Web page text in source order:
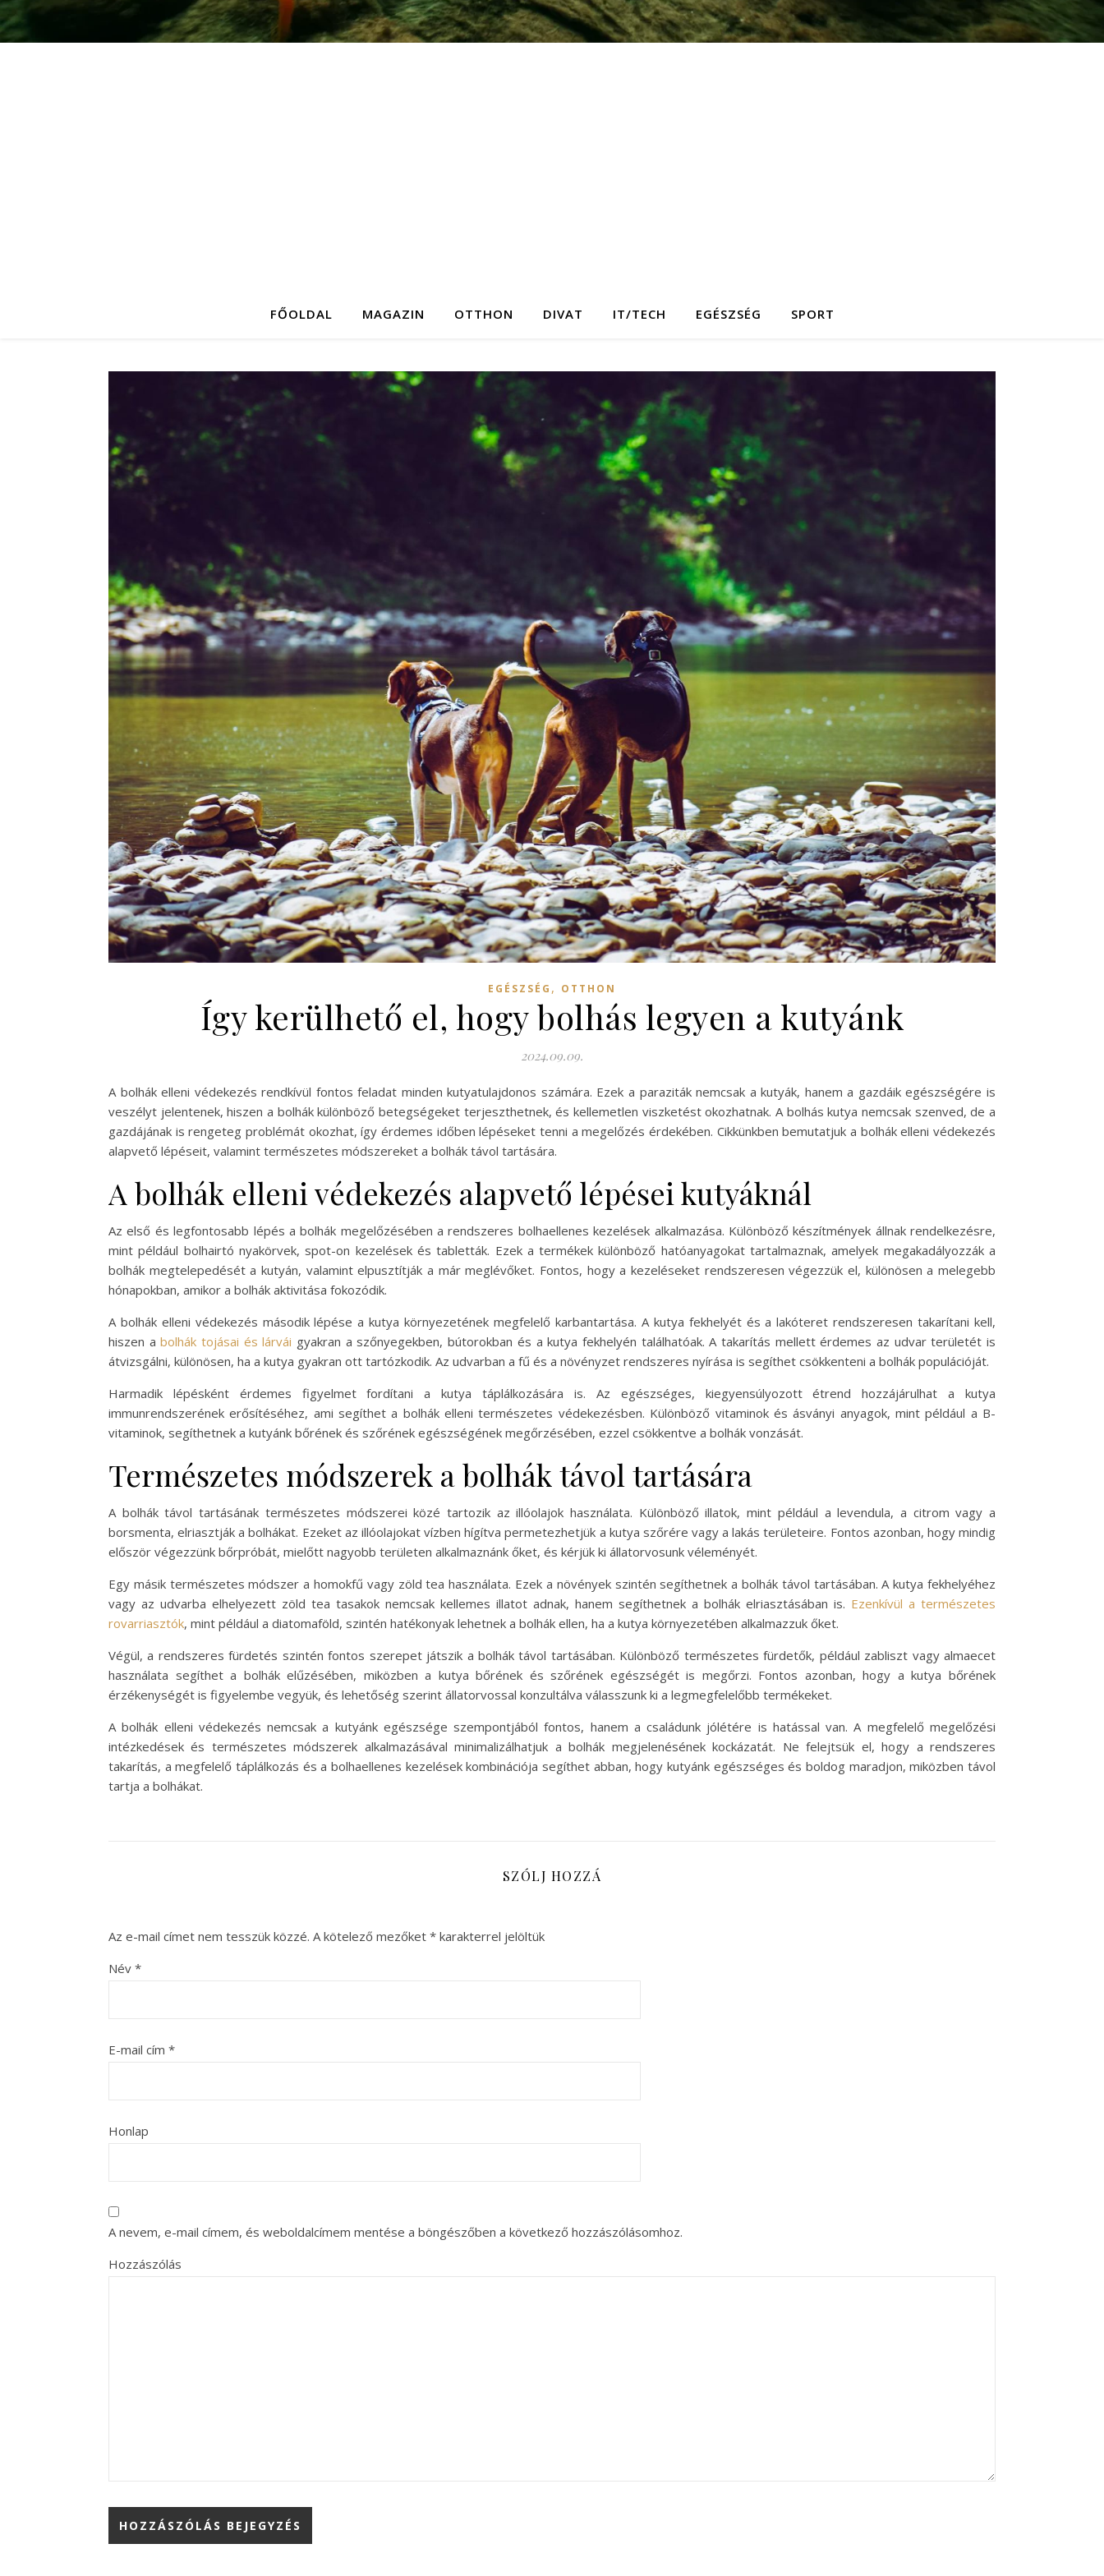
FŐOLDAL MAGAZIN OTTHON DIVAT IT/TECH EGÉSZSÉG SPORT
EGÉSZSÉG , OTTHON
Így kerülhető el, hogy bolhás legyen a kutyánk
2024.09.09.
A bolhák elleni védekezés rendkívül fontos feladat minden kutyatulajdonos számára. Ezek a paraziták nemcsak a kutyák, hanem a gazdáik egészségére is
veszélyt jelentenek, hiszen a bolhák különböző betegségeket terjeszthetnek, és kellemetlen viszketést okozhatnak. A bolhás kutya nemcsak szenved, de a
gazdájának is rengeteg problémát okozhat, így érdemes időben lépéseket tenni a megelőzés érdekében. Cikkünkben bemutatjuk a bolhák elleni védekezés
alapvető lépéseit, valamint természetes módszereket a bolhák távol tartására.
A bolhák elleni védekezés alapvető lépései kutyáknál
Az első és legfontosabb lépés a bolhák megelőzésében a rendszeres bolhaellenes kezelések alkalmazása. Különböző készítmények állnak rendelkezésre,
mint például bolhairtó nyakörvek, spot-on kezelések és tabletták. Ezek a termékek különböző hatóanyagokat tartalmaznak, amelyek megakadályozzák a
bolhák megtelepedését a kutyán, valamint elpusztítják a már meglévőket. Fontos, hogy a kezeléseket rendszeresen végezzük el, különösen a melegebb
hónapokban, amikor a bolhák aktivitása fokozódik.
A bolhák elleni védekezés második lépése a kutya környezetének megfelelő karbantartása. A kutya fekhelyét és a lakóteret rendszeresen takarítani kell,
hiszen abolhák tojásai és lárvái gyakran a szőnyegekben, bútorokban és a kutya fekhelyén találhatóak. A takarítás mellett érdemes az udvar területét is
átvizsgálni, különösen, ha a kutya gyakran ott tartózkodik. Az udvarban a fű és a növényzet rendszeres nyírása is segíthet csökkenteni a bolhák populációját.
Harmadik lépésként érdemes figyelmet fordítani a kutya táplálkozására is. Az egészséges, kiegyensúlyozott étrend hozzájárulhat a kutya
immunrendszerének erősítéséhez, ami segíthet a bolhák elleni természetes védekezésben. Különböző vitaminok és ásványi anyagok, mint például a B-
vitaminok, segíthetnek a kutyánk bőrének és szőrének egészségének megőrzésében, ezzel csökkentve a bolhák vonzását.
Természetes módszerek a bolhák távol tartására
A bolhák távol tartásának természetes módszerei közé tartozik az illóolajok használata. Különböző illatok, mint például a levendula, a citrom vagy a
borsmenta, elriasztják a bolhákat. Ezeket az illóolajokat vízben hígítva permetezhetjük a kutya szőrére vagy a lakás területeire. Fontos azonban, hogy mindig
először végezzünk bőrpróbát, mielőtt nagyobb területen alkalmaznánk őket, és kérjük ki állatorvosunk véleményét.
Egy másik természetes módszer a homokfű vagy zöld tea használata. Ezek a növények szintén segíthetnek a bolhák távol tartásában. A kutya fekhelyéhez
vagy az udvarba elhelyezett zöld tea tasakok nemcsak kellemes illatot adnak, hanem segíthetnek a bolhák elriasztásában is. Ezenkívül a természetes
rovarriasztók, mint például a diatomaföld, szintén hatékonyak lehetnek a bolhák ellen, ha a kutya környezetében alkalmazzuk őket.
Végül, a rendszeres fürdetés szintén fontos szerepet játszik a bolhák távol tartásában. Különböző természetes fürdetők, például zabliszt vagy almaecet
használata segíthet a bolhák elűzésében, miközben a kutya bőrének és szőrének egészségét is megőrzi. Fontos azonban, hogy a kutya bőrének
érzékenységét is figyelembe vegyük, és lehetőség szerint állatorvossal konzultálva válasszunk ki a legmegfelelőbb termékeket.
A bolhák elleni védekezés nemcsak a kutyánk egészsége szempontjából fontos, hanem a családunk jólétére is hatással van. A megfelelő megelőzési
intézkedések és természetes módszerek alkalmazásával minimalizálhatjuk a bolhák megjelenésének kockázatát. Ne felejtsük el, hogy a rendszeres
takarítás, a megfelelő táplálkozás és a bolhaellenes kezelések kombinációja segíthet abban, hogy kutyánk egészséges és boldog maradjon, miközben távol
tartja a bolhákat.
SZÓLJ HOZZÁ
Az e-mail címet nem tesszük közzé. A kötelező mezőket * karakterrel jelöltük
Név *
E-mail cím *
Honlap
A nevem, e-mail címem, és weboldalcímem mentése a böngészőben a következő hozzászólásomhoz.
Hozzászólás